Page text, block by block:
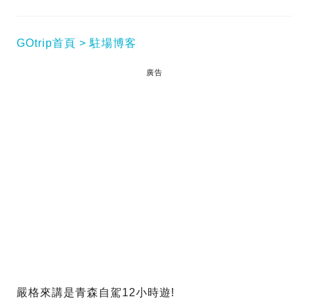
GOtrip首頁 駐場博客
廣告
嚴格來講是青森自駕12小時遊!